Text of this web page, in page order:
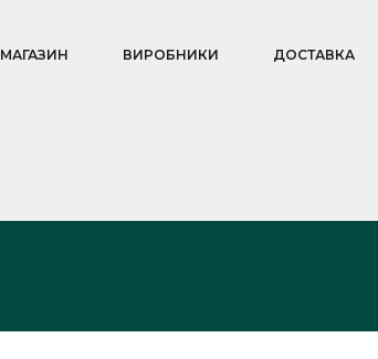
МАГАЗИН ВИРОБНИКИ ДОСТАВКА